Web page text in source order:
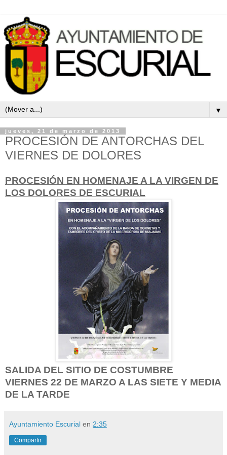
▼
jueves, 21 de marzo de 2013
PROCESIÓN DE ANTORCHAS DEL
VIERNES DE DOLORES
PROCESIÓN EN HOMENAJE A LA VIRGEN DE
LOS DOLORES DE ESCURIAL
SALIDA DEL SITIO DE COSTUMBRE
VIERNES 22 DE MARZO A LAS SIETE Y MEDIA
DE LA TARDE
Ayuntamiento Escurial en 2:35
Compartir